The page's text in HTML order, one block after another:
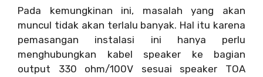
Pada kemungkinan ini, masalah yang akan
muncul tidak akan terlalu banyak. Hal itu karena
pemasangan instalasi ini hanya perlu
menghubungkan kabel speaker ke bagian
output 330 ohm/100V sesuai speaker TOA